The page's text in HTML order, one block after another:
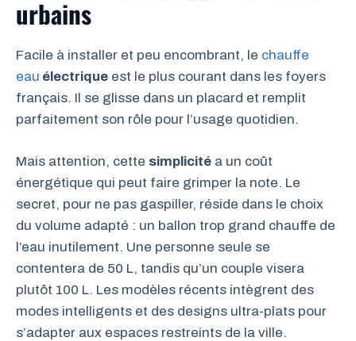
urbains
Facile à installer et peu encombrant, le chauffe
eau électrique est le plus courant dans les foyers
français. Il se glisse dans un placard et remplit
parfaitement son rôle pour l’usage quotidien.
Mais attention, cette simplicité a un coût
énergétique qui peut faire grimper la note. Le
secret, pour ne pas gaspiller, réside dans le choix
du volume adapté : un ballon trop grand chauffe de
l’eau inutilement. Une personne seule se
contentera de 50 L, tandis qu’un couple visera
plutôt 100 L. Les modèles récents intègrent des
modes intelligents et des designs ultra-plats pour
s’adapter aux espaces restreints de la ville.